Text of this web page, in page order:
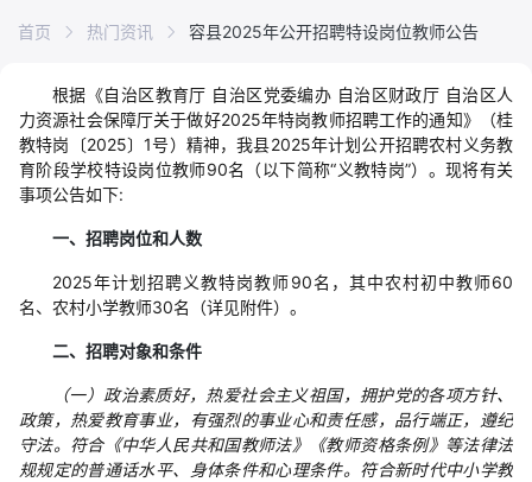
首页 热门资讯 容县2025年公开招聘特设岗位教师公告
根据《自治区教育厅 自治区党委编办 自治区财政厅 自治区人
力资源社会保障厅关于做好2025年特岗教师招聘工作的通知》（桂
教特岗〔2025〕1号）精神，我县2025年计划公开招聘农村义务教
育阶段学校特设岗位教师90名（以下简称“义教特岗”）。现将有关
事项公告如下:
一、招聘岗位和人数
2025年计划招聘义教特岗教师90名，其中农村初中教师60
名、农村小学教师30名（详见附件）。
二、招聘对象和条件
（一）政治素质好，热爱社会主义祖国，拥护党的各项方针、
政策，热爱教育事业，有强烈的事业心和责任感，品行端正，遵纪
守法。符合《中华人民共和国教师法》《教师资格条例》等法律法
规规定的普通话水平、身体条件和心理条件。符合新时代中小学教